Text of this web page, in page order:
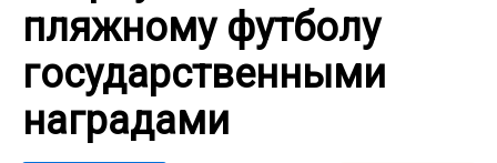
пляжному футболу
государственными
наградами